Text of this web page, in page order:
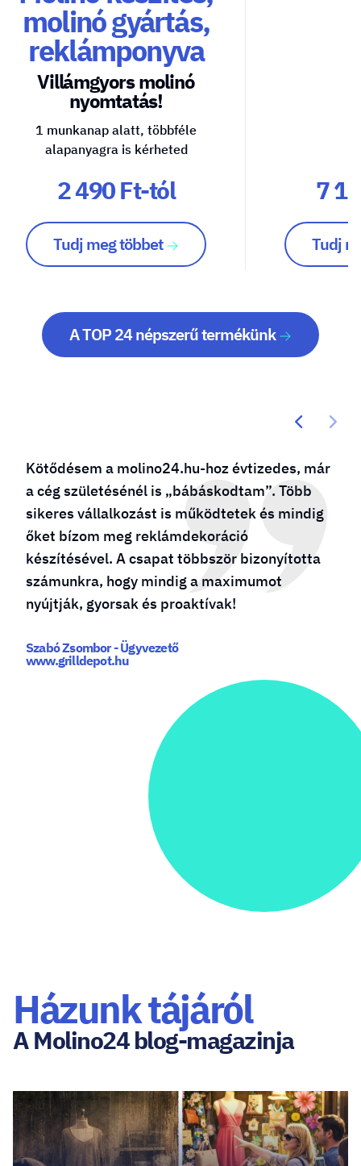
molinó gyártás,
reklámponyva
Villámgyors molinó
nyomtatás!
1 munkanap alatt, többféle
alapanyagra is kérheted
2 490 Ft-tól
Tudj meg többet
7
Tudj
A TOP 24 népszerű termékünk
Kötődésem a molino24.hu-hoz évtizedes, már
a cég születésénél is „bábáskodtam”. Több
sikeres vállalkozást is működtetek és mindig
őket bízom meg reklámdekoráció
készítésével. A csapat többször bizonyította
számunkra, hogy mindig a maximumot
nyújtják, gyorsak és proaktívak!
Szabó Zsombor - Ügyvezető
www.grilldepot.hu
Házunk tájáról
A Molino24 blog-magazinja